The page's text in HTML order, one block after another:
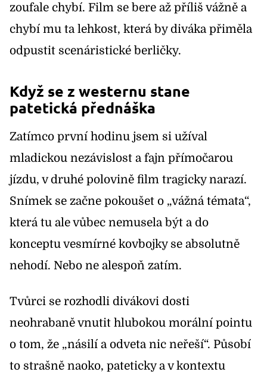
zoufale chybí. Film se bere až příliš vážně a
chybí mu ta lehkost, která by diváka přiměla
odpustit scenáristické berličky.
Když se z westernu stane
patetická přednáška
Zatímco první hodinu jsem si užíval
mladickou nezávislost a fajn přímočarou
jízdu, v druhé polovině film tragicky narazí.
Snímek se začne pokoušet o „vážná témata“,
která tu ale vůbec nemusela být a do
konceptu vesmírné kovbojky se absolutně
nehodí. Nebo ne alespoň zatím.
Tvůrci se rozhodli divákovi dosti
neohrabaně vnutit hlubokou morální pointu
o tom, že „násilí a odveta nic neřeší“. Působí
to strašně naoko, pateticky a v kontextu